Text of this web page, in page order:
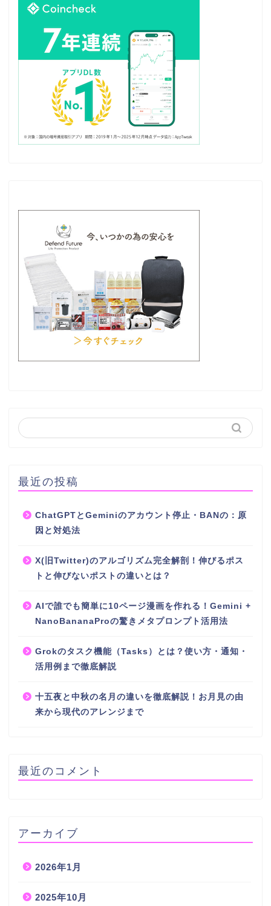
最近の投稿
ChatGPTとGeminiのアカウント停止・BANの：原
因と対処法
X(旧Twitter)のアルゴリズム完全解剖！伸びるポス
トと伸びないポストの違いとは？
AIで誰でも簡単に10ページ漫画を作れる！Gemini +
NanoBananaProの驚きメタプロンプト活用法
Grokのタスク機能（Tasks）とは？使い方・通知・
活用例まで徹底解説
十五夜と中秋の名月の違いを徹底解説！お月見の由
来から現代のアレンジまで
最近のコメント
アーカイブ
2026年1月
2025年10月